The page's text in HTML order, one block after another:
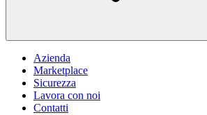
Azienda
Marketplace
Sicurezza
Lavora con noi
Contatti